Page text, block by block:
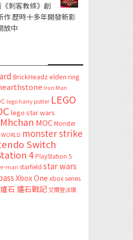
刺客教條》創
作 歷時十多年開發新影
放中
BrickHeadz elden ring
Iron Man
lego harry potter LEGO
lego star wars
Mhchan MOC Monster
monster strike
Switch
4 PlayStation 5
man starfield star wars
Xbox One xbox series
爐石 爐石戰記艾爾登法環